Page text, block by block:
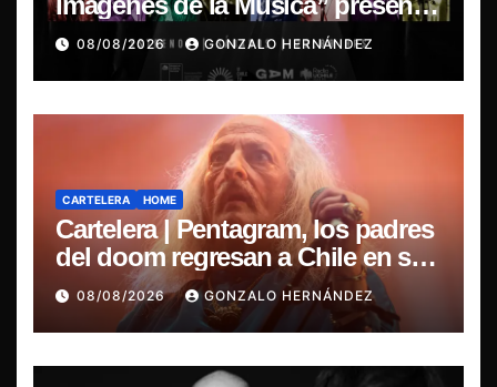
la esencia del nuevo sonido
nacional
08/08/2026 GONZALO HERNÁNDEZ
CARTELERA HOME
Cartelera | Pentagram, los padres
del doom regresan a Chile en su
última misa
08/08/2026 GONZALO HERNÁNDEZ